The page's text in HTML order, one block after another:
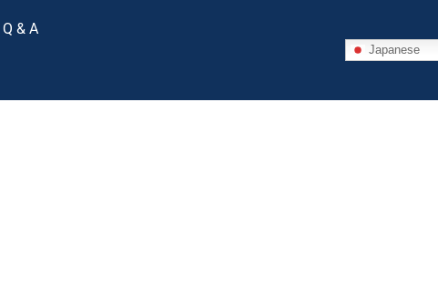
Q & A
Japanese